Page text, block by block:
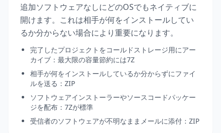
追加ソフトウェアなしにどのOSでもネイティブに
開けます。これは相手が何をインストールしてい
るか分からない場合により重要になります。
完了したプロジェクトをコールドストレージ用にアー
カイブ：最大限の容量節約には7Z
相手が何をインストールしているか分からずにファイ
ルを送る：ZIP
ソフトウェアインストーラーやソースコードパッケー
ジを配布：7Zが標準
受信者のソフトウェアが不明なままメールに添付：ZIP